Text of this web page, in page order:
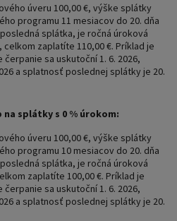
úveru 100,00 €, výške splátky
programu 11 mesiacov do 20. dňa
splátka, je ročná úroková
celkom zaplatíte 110,00 €. Príklad je
sa uskutoční 1. 6. 2026,
a splatnosť poslednej splátky je 20.
splátky s 0 % úrokom:
úveru 100,00 €, výške splátky
programu 10 mesiacov do 20. dňa
splátka, je ročná úroková
zaplatíte 100,00 €. Príklad je
sa uskutoční 1. 6. 2026,
a splatnosť poslednej splátky je 20.